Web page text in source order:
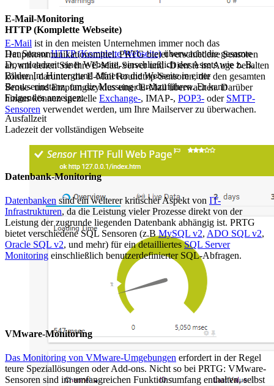
HTTP (Komplette Webseite)
Der SensorHTTP (Komplette Webseite)überwacht die gesamte
Downloadzeit einer Webseite, einschließlich der Assets wie z. B.
Bilder. Im Hintergrund öffnet er die Webseite in einer
Browserinstanz, um die Messung durchzuführen. Er kann
Folgendes anzeigen:
Ausfallzeit
Ladezeit der vollständigen Webseite
E-Mail-Monitoring
E-Mail ist in den meisten Unternehmen immer noch das
Hauptkommunikationsmittel. PRTG bietet verschiedene Sensoren
an, mit denen Sie Ihre E-Mail-Server und -Dienste im Auge behalten
können, darunter die E-Mail Roundtrip-Sensoren, die den gesamten
Sende- und Empfangszyklus einer E-Mail überwachen. Darüber
hinaus können spezielle Exchange-, IMAP-, POP3- oder SMTP-
Sensoren verwendet werden, um Ihre Mailserver zu überwachen.
Datenbank-Monitoring
Datenbanken sind ein weiterer kritischer Aspekt von IT-
Infrastrukturen, da die Leistung vieler Prozesse direkt von der
Leistung der zugrunde liegenden Datenbank abhängig ist. PRTG
bietet verschiedene SQL Sensoren (z.BMySQL v2, ADO SQL v2,
Oracle SQL v2, und mehr) für ein detailliertesSQL Server
Monitoring einschließlich benutzerdefinierter SQL-Abfragen.
VMware-Monitoring
Das Monitoring von VMware-Umgebungen erfordert in der Regel
teure Speziallösungen oder Add-ons. Nicht so bei PRTG: VMware-
Sensoren sind im umfangreichen Funktionsumfang enthalten, selbst